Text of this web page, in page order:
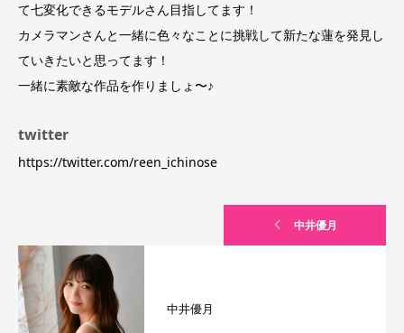
て七変化できるモデルさん目指してます！
カメラマンさんと一緒に色々なことに挑戦して新たな蓮を発見し
ていきたいと思ってます！
一緒に素敵な作品を作りましょ〜♪
twitter
https://twitter.com/reen_ichinose
中井優月
中井優月